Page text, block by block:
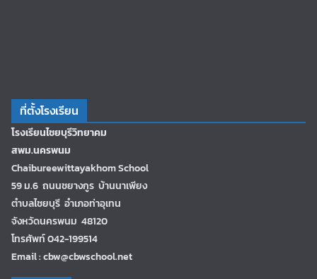
ที่ตั้งโรงเรียน
โรงเรียนไชยบุรีวิทยาคม
สพม.นครพนม
Chaibureewittayakhom School
59 ม.6 ถนนชยางกูร บ้านนาเพียง
ตำบลไชยบุรี อำเภอท่าอุเทน
จังหวัดนครพนม 48120
โทรศัพท์ 042-199514
Email : cbw@cbwschool.net